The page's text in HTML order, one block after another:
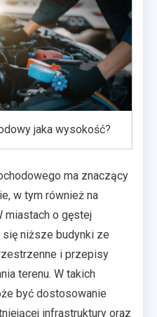
jaka wysokość?
ma znaczący
w tym również na
miastach o gęstej
niższe budynki ze
i przepisy
terenu. W takich
być dostosowanie
infrastruktury oraz